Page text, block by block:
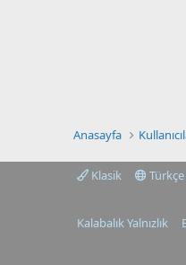
Anasayfa
Klasik Türkçe
Kalabalık Yalnızlık